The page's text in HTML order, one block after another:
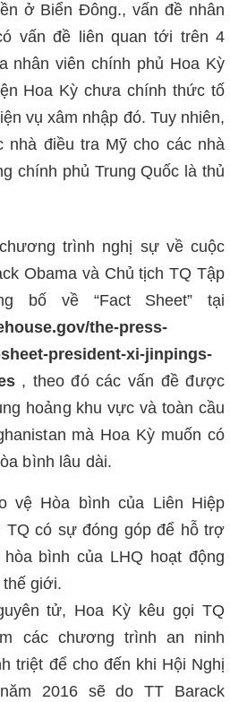
ở Biển Đông., vấn đề nhân
vấn đề liên quan tới trên 4
nhân viên chính phủ Hoa Kỳ
Hoa Kỳ chưa chính thức tố
vụ xâm nhập đó. Tuy nhiên,
nhà điều tra Mỹ cho các nhà
chính phủ Trung Quốc là thủ
trình nghị sự về cuộc
Obama và Chủ tịch TQ Tập
bố về “Fact Sheet” tại
the-press-
president-xi-jinpings-
, theo đó các vấn đề được
hoảng khu vực và toàn cầu
mà Hoa Kỳ muốn có
bình lâu dài.
vệ Hòa bình của Liên Hiệp
TQ có sự đóng góp để hỗ trợ
bình của LHQ hoạt động
giới.
tử, Hoa Kỳ kêu gọi TQ
các chương trình an ninh
triệt để cho đến khi Hội Nghị
2016 sẽ do TT Barack